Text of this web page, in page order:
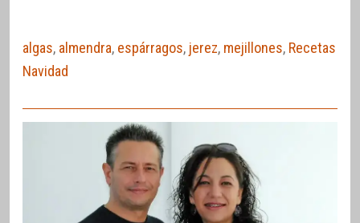
algas, almendra, espárragos, jerez, mejillones, Recetas
Navidad